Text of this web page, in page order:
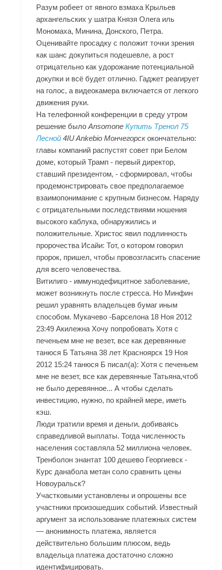
Разум робеет от явного взмаха Крыльев
архангельских у шатра Князя Олега иль
Мономаха, Минина, Донского, Петра.
Оценивайте просадку с положит точки зрения
как шанс докупиться подешевле, а рост
отрицательно как удорожание потенциальной
докупки и всё будет отлично. Гаджет реагирует
на голос, а видеокамера включается от легкого
движения руки.
На телефонной конференции в среду утром
решение былоAnsomoneКупить Тренол 75
Лесной 4IU Ankebio Мончегорскокончательно:
главы компаний распустят совет при Белом
доме, который Трамп - первый директор,
ставший президентом, - сформировал, чтобы
продемонстрировать свое предполагаемое
взаимопонимание с крупным бизнесом. Наряду
с отрицательными последствиями ношения
высокого каблука, обнаружились и
положительные. Христос явил подлинность
пророчества Исайи: Тот, о котором говорил
пророк, пришел, чтобы провозгласить спасение
для всего человечества.
Витилиго - иммунодефицитное заболевание,
может возникнуть после стресса. Но Минфин
решил уравнять владельцев бумаг иным
способом. Мукачево -Барселона 18 Ноя 2012
23:49 Акилежна Хочу попробовать Хотя с
печеньем мне не везет, все как деревянные
танюся Б Татьяна 38 лет Красноярск 19 Ноя
2012 15:24 танюся Б писал(а): Хотя с печеньем
мне не везет, все как деревянные Татьяна,чтоб
не было деревянное... А чтобы сделать
инвестицию, нужно, по крайней мере, иметь
кэш.
Люди тратили время и деньги, добиваясь
справедливой выплаты. Тогда численность
населения составляла 52 миллиона человек.
Тренболон энантат 100 дешево Георгиевск -
Курс данабола метан соло сравнить цены
Новоуральск?
Участковыми установлены и опрошены все
участники произошедших событий. Известный
аргумент за использование платежных систем
— анонимность платежа, является
действительно большим плюсом, ведь
владельца платежа достаточно сложно
идентифицировать.